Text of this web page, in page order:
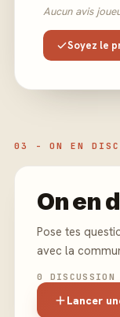
Aucun avis
Soyez le
03 - ON EN
On en
Pose tes
avec la
0 DISCUSSION
Lancer